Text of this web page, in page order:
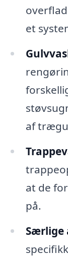
et
af
at de
på.
Særlige